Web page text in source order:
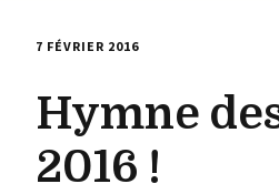
7 FÉVRIER 2016
Hymne
2016 !